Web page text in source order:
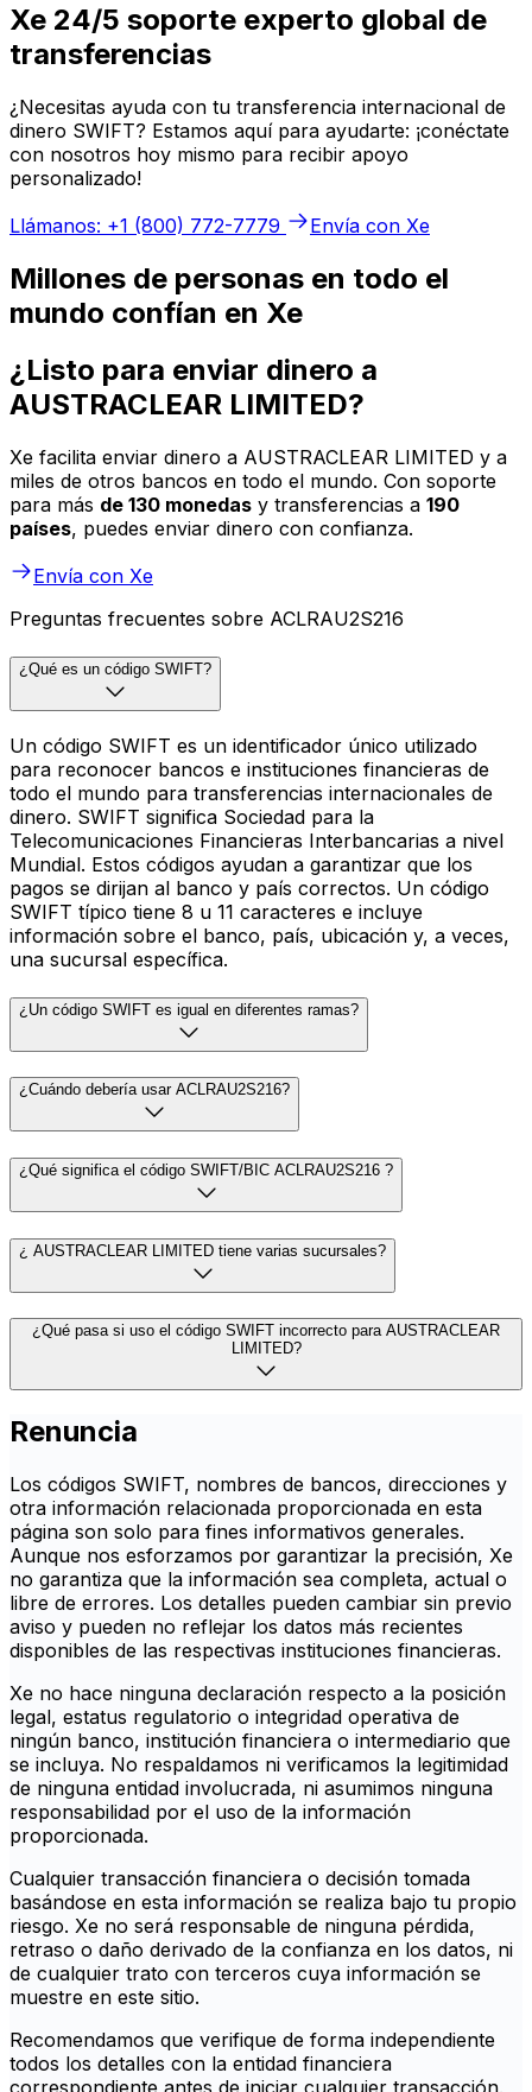
Xe 24/5 soporte experto global de
transferencias
¿Necesitas ayuda con tu transferencia internacional de
dinero SWIFT? Estamos aquí para ayudarte: ¡conéctate
con nosotros hoy mismo para recibir apoyo
personalizado!
Llámanos: +1 (800) 772-7779
Envía con Xe
Millones de personas en todo el
mundo confían en Xe
¿Listo para enviar dinero a
AUSTRACLEAR LIMITED?
Xe facilita enviar dinero a AUSTRACLEAR LIMITED y a
miles de otros bancos en todo el mundo. Con soporte
para más de 130 monedas y transferencias a 190
países, puedes enviar dinero con confianza.
Envía con Xe
Preguntas frecuentes sobre ACLRAU2S216
¿Qué es un código SWIFT?
Un código SWIFT es un identificador único utilizado
para reconocer bancos e instituciones financieras de
todo el mundo para transferencias internacionales de
dinero. SWIFT significa Sociedad para la
Telecomunicaciones Financieras Interbancarias a nivel
Mundial. Estos códigos ayudan a garantizar que los
pagos se dirijan al banco y país correctos. Un código
SWIFT típico tiene 8 u 11 caracteres e incluye
información sobre el banco, país, ubicación y, a veces,
una sucursal específica.
¿Un código SWIFT es igual en diferentes ramas?
¿Cuándo debería usar ACLRAU2S216?
¿Qué significa el código SWIFT/BIC ACLRAU2S216 ?
¿ AUSTRACLEAR LIMITED tiene varias sucursales?
¿Qué pasa si uso el código SWIFT incorrecto para AUSTRACLEAR
LIMITED?
Renuncia
Los códigos SWIFT, nombres de bancos, direcciones y
otra información relacionada proporcionada en esta
página son solo para fines informativos generales.
Aunque nos esforzamos por garantizar la precisión, Xe
no garantiza que la información sea completa, actual o
libre de errores. Los detalles pueden cambiar sin previo
aviso y pueden no reflejar los datos más recientes
disponibles de las respectivas instituciones financieras.
Xe no hace ninguna declaración respecto a la posición
legal, estatus regulatorio o integridad operativa de
ningún banco, institución financiera o intermediario que
se incluya. No respaldamos ni verificamos la legitimidad
de ninguna entidad involucrada, ni asumimos ninguna
responsabilidad por el uso de la información
proporcionada.
Cualquier transacción financiera o decisión tomada
basándose en esta información se realiza bajo tu propio
riesgo. Xe no será responsable de ninguna pérdida,
retraso o daño derivado de la confianza en los datos, ni
de cualquier trato con terceros cuya información se
muestre en este sitio.
Recomendamos que verifique de forma independiente
todos los detalles con la entidad financiera